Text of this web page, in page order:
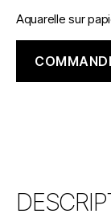
Aquarelle sur